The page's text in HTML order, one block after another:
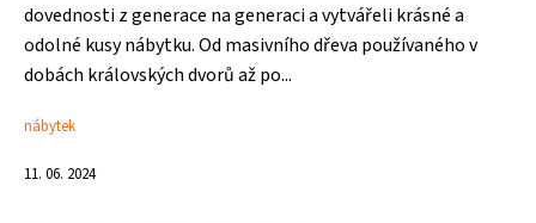
dovednosti z generace na generaci a vytvářeli krásné a
odolné kusy nábytku. Od masivního dřeva používaného v
dobách královských dvorů až po...
nábytek
11. 06. 2024